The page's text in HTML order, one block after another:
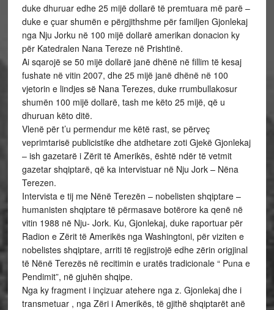
duke dhuruar edhe 25 mijë dollarë të premtuara më parë –
duke e çuar shumën e përgjithshme për familjen Gjonlekaj
nga Nju Jorku në 100 mijë dollarë amerikan donacion ky
për Katedralen Nana Tereze në Prishtinë.
Ai sqarojë se 50 mijë dollarë janë dhënë në fillim të kesaj
fushate në vitin 2007, dhe 25 mijë janë dhënë në 100
vjetorin e lindjes së Nana Terezes, duke rrumbullakosur
shumën 100 mijë dollarë, tash me këto 25 mijë, që u
dhuruan këto ditë.
Vlenë për t’u permendur me këtë rast, se përveç
veprimtarisë publicistike dhe atdhetare zoti Gjekë Gjonlekaj
– ish gazetarë i Zërit të Amerikës, është ndër të vetmit
gazetar shqiptarë, që ka intervistuar në Nju Jork – Nëna
Terezen.
Intervista e tij me Nënë Terezën – nobelisten shqiptare –
humanisten shqiptare të përmasave botërore ka qenë në
vitin 1988 në Nju- Jork. Ku, Gjonlekaj, duke raportuar për
Radion e Zërit të Amerikës nga Washingtoni, për viziten e
nobelistes shqiptare, arriti të regjistrojë edhe zërin origjinal
të Nënë Terezës në recitimin e uratës tradicionale “ Puna e
Pendimit”, në gjuhën shqipe.
Nga ky fragment i inçizuar atehere nga z. Gjonlekaj dhe i
transmetuar , nga Zëri i Amerikës, të gjithë shqiptarët anë